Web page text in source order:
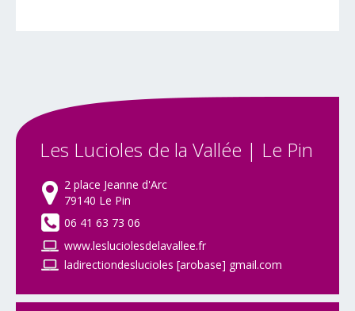
Les Lucioles de la Vallée | Le Pin
2 place Jeanne d'Arc
79140 Le Pin
06 41 63 73 06
www.lesluciolesdelavallee.fr
ladirectiondeslucioles [arobase] gmail.com